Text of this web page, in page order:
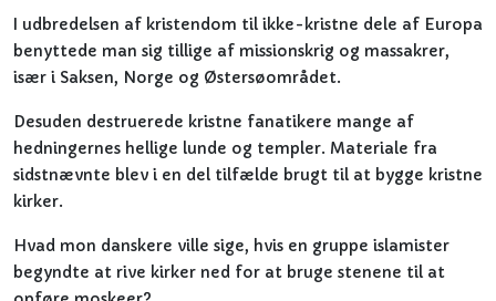
I udbredelsen af kristendom til ikke-kristne dele af Europa
benyttede man sig tillige af missionskrig og massakrer,
især i Saksen, Norge og Østersøområdet.
Desuden destruerede kristne fanatikere mange af
hedningernes hellige lunde og templer. Materiale fra
sidstnævnte blev i en del tilfælde brugt til at bygge kristne
kirker.
Hvad mon danskere ville sige, hvis en gruppe islamister
begyndte at rive kirker ned for at bruge stenene til at